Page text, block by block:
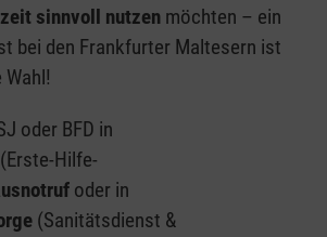
sinnvoll nutzen möchten – ein
bei den Frankfurter Maltesern ist
oder BFD in
(Erste-Hilfe-
oder in
(Sanitätsdienst &